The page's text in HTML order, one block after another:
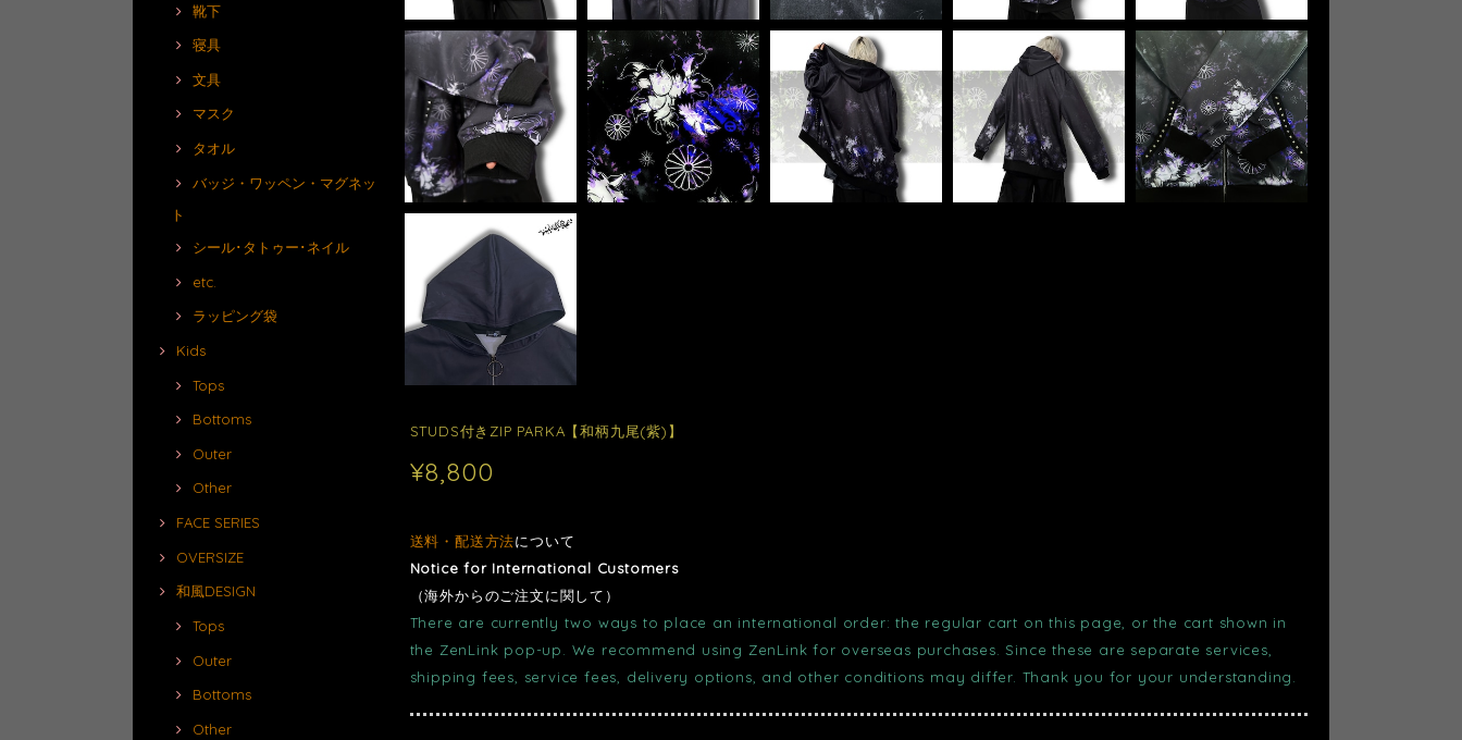
靴下
寝具
文具
マスク
タオル
バッジ・ワッペン・マグネッ
ト
シール･タトゥー･ネイル
etc.
ラッピング袋
Kids
Tops
Bottoms
Outer
Other
FACE SERIES
OVERSIZE
和風DESIGN
Tops
Outer
Bottoms
Other
STUDS付きZIP PARKA【和柄九尾(紫)】
¥8,800
送料・配送方法について
Notice for International Customers
（海外からのご注文に関して）
There are currently two ways to place an international order: the regular cart on this page, or the cart shown in
the ZenLink pop-up. We recommend using ZenLink for overseas purchases. Since these are separate services,
shipping fees, service fees, delivery options, and other conditions may differ. Thank you for your understanding.